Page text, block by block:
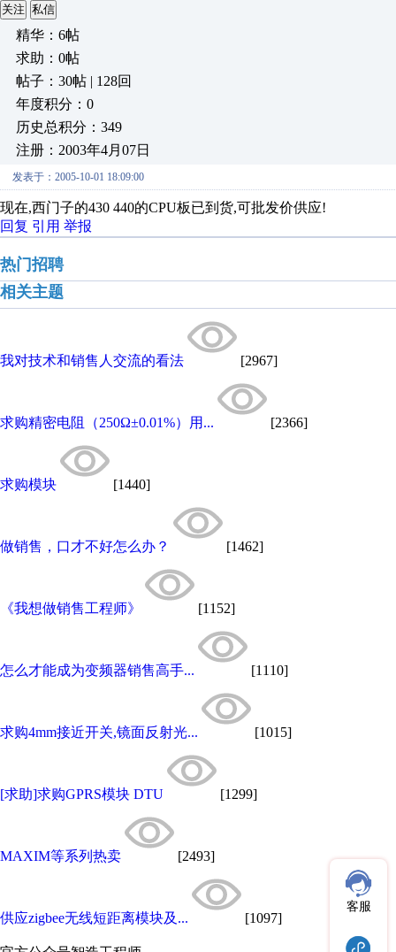
关注 私信
精华：6帖
求助：0帖
帖子：30帖 | 128回
年度积分：0
历史总积分：349
注册：2003年4月07日
发表于：2005-10-01 18:09:00
现在,西门子的430 440的CPU板已到货,可批发价供应!
回复 引用 举报
热门招聘
相关主题
我对技术和销售人交流的看法 [2967]
求购精密电阻（250Ω±0.01%）用... [2366]
求购模块 [1440]
做销售，口才不好怎么办？ [1462]
《我想做销售工程师》 [1152]
怎么才能成为变频器销售高手... [1110]
求购4mm接近开关,镜面反射光... [1015]
[求助]求购GPRS模块 DTU [1299]
MAXIM等系列热卖 [2493]
供应zigbee无线短距离模块及... [1097]
客服